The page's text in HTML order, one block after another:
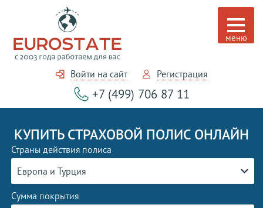
Войти на сайт Регистрация
+7 (499) 706 87 11
КУПИТЬ СТРАХОВОЙ ПОЛИС ОНЛАЙН
Страны действия полиса
Европа и Турция
Сумма покрытия